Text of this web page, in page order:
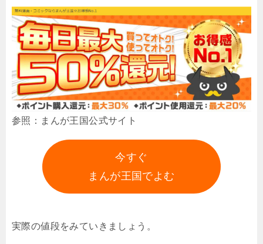
参照：まんが王国公式サイト
今すぐ
まんが王国でよむ
実際の値段をみていきましょう。